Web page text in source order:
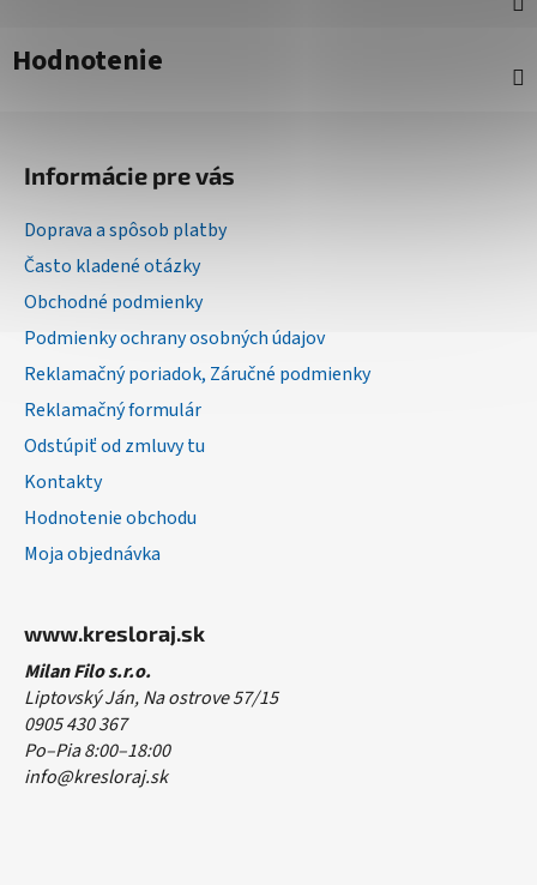
Hodnotenie
Informácie pre vás
Doprava a spôsob platby
Často kladené otázky
Obchodné podmienky
Podmienky ochrany osobných údajov
Reklamačný poriadok, Záručné podmienky
Reklamačný formulár
Odstúpiť od zmluvy tu
Kontakty
Hodnotenie obchodu
Moja objednávka
www.kresloraj.sk
Milan Filo s.r.o.
Liptovský Ján, Na ostrove 57/15
0905 430 367
Po–Pia 8:00–18:00
info@kresloraj.sk